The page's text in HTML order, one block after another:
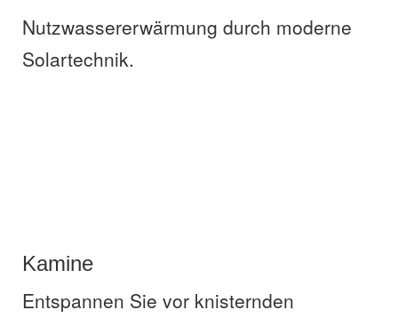
Nutzwassererwärmung durch moderne
Solartechnik.
Kamine
Entspannen Sie vor knisternden